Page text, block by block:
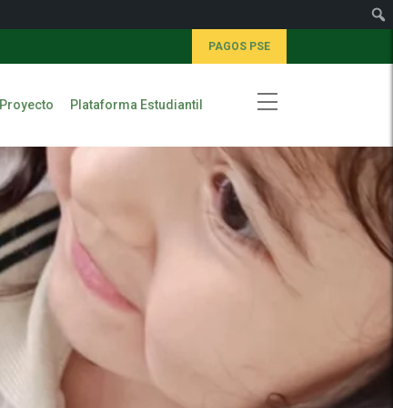
PAGOS PSE
Proyecto Plataforma Estudiantil